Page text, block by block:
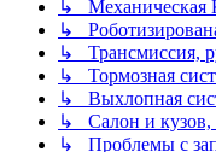
↳
↳
↳ Трансмиссия,
↳ Тормозная
↳ Выхлопная
↳ Салон и кузов,
↳ Проблемы с